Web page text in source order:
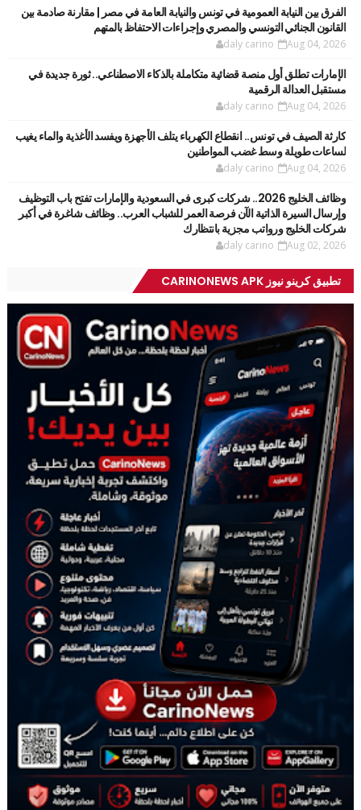
الفرق بين النيابة العمومية في تونس والنيابة العامة في مصر | مقارنة صادمة بين
القانون الجنائي التونسي والمصري وإجراءات الاحتفاظ بالمتهم
daly carino Aug 04, 2026
الإمارات تطلق أول منصة قضائية متكاملة بالذكاء الاصطناعي.. ثورة جديدة في
مستقبل العدالة الرقمية
daly carino Aug 04, 2026
كارثة الصيف في تونس.. انقطاع الكهرباء يتلف الأجهزة ويفسد الأغذية والماء يغيب
لساعات طويلة وسط غضب المواطنين
daly carino Aug 04, 2026
وظائف الخليج 2026.. شركات كبرى في السعودية والإمارات تفتح باب التوظيف
وإرسال السيرة الذاتية الآن فرصة العمر للشباب العرب.. وظائف شاغرة في أكبر
شركات الخليج ورواتب مجزية بانتظارك
daly carino Aug 02, 2026
تطبيق كرينو نيوز CARINONEWS APK